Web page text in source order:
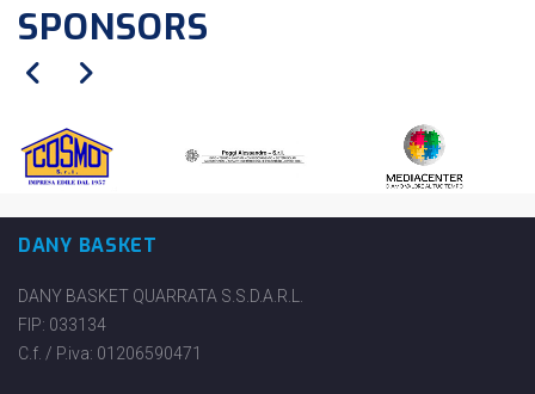
SPONSORS
DANY BASKET
DANY BASKET QUARRATA S.S.D.A.R.L.
FIP: 033134
C.f. / P.iva: 01206590471